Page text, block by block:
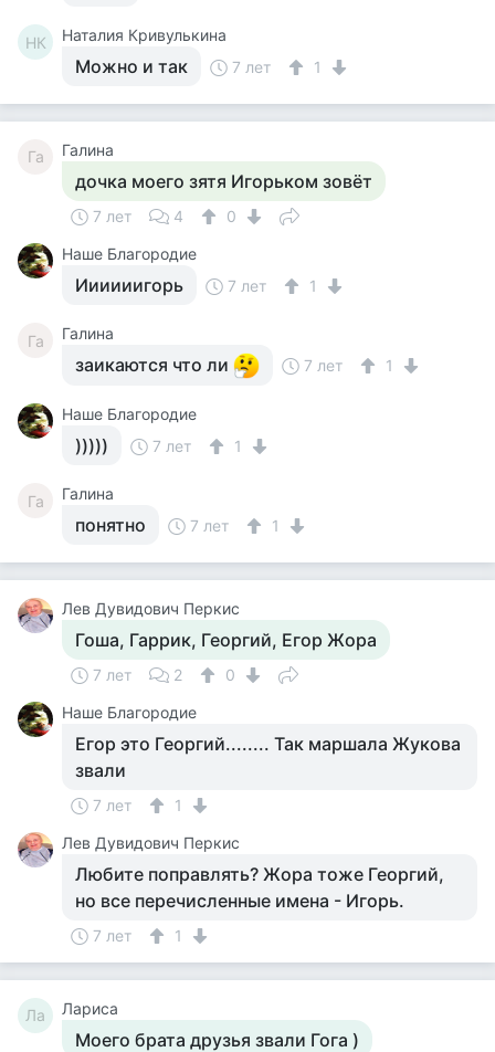
НК Наталия Кривулькина
Можно и так 7 лет 1
Га Галина
дочка моего зятя Игорьком зовёт
7 лет 4
0
Наше Благородие
Иииииигорь 7 лет 1
Га Галина
заикаются что ли 7 лет 1
Наше Благородие
))))) 7 лет 1
Га Галина
понятно 7 лет 1
Лев Дувидович Перкис
Гоша, Гаррик, Георгий, Егор Жора
7 лет 2
0
Наше Благородие
Егор это Георгий........ Так маршала Жукова
звали
7 лет
1
Лев Дувидович Перкис
Любите поправлять? Жора тоже Георгий,
но все перечисленные имена - Игорь.
7 лет 1
Ла Лариса
Моего брата друзья звали Гога )